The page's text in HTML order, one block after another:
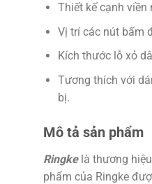
Thiết kế cạnh
Vị trí các nút bấm
Kích thước lỗ xỏ
Tương thích với
bị.
Mô tả sản phẩm
Ringkelà thương hiệu
phẩm của Ringke